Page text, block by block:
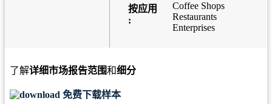
按应用
:
Coffee Shops
Restaurants
Enterprises
了解详细市场报告范围和细分
免费下载样本